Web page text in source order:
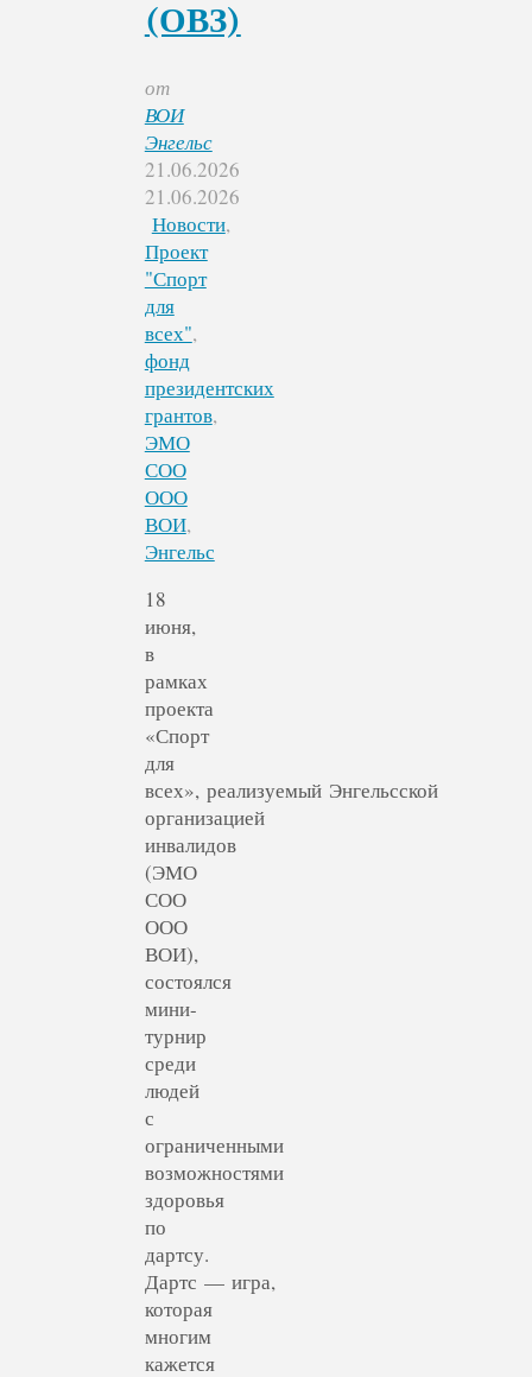
(ОВЗ)
от
ВОИ
Энгельс
21.06.2026
21.06.2026
Новости,
Проект
"Спорт
для
всех",
фонд
президентских
грантов,
ЭМО
СОО
ООО
ВОИ,
Энгельс
18
июня,
в
рамках
проекта
«Спорт
для
всех», реализуемый Энгельсской
организацией
инвалидов
(ЭМО
СОО
ООО
ВОИ),
состоялся
мини-
турнир
среди
людей
с
ограниченными
возможностями
здоровья
по
дартсу.
Дартс — игра,
которая
многим
кажется